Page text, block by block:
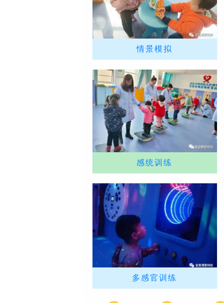
情景模拟
感统训练
多感官训练